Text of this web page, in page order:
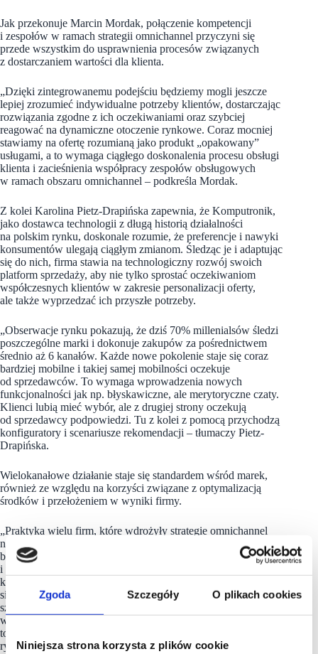
Zgoda Szczegóły O plikach cookies
Niniejsza strona korzysta z plików cookie
Jak przekonuje Marcin Mordak, połączenie kompetencji
i zespołów w ramach strategii omnichannel przyczyni się
przede wszystkim do usprawnienia procesów związanych
z dostarczaniem wartości dla klienta.
„Dzięki zintegrowanemu podejściu będziemy mogli jeszcze
lepiej zrozumieć indywidualne potrzeby klientów, dostarczając
rozwiązania zgodne z ich oczekiwaniami oraz szybciej
reagować na dynamiczne otoczenie rynkowe. Coraz mocniej
stawiamy na ofertę rozumianą jako produkt „opakowany”
usługami, a to wymaga ciągłego doskonalenia procesu obsługi
klienta i zacieśnienia współpracy zespołów obsługowych
w ramach obszaru omnichannel – podkreśla Mordak.
Z kolei Karolina Pietz-Drapińska zapewnia, że Komputronik,
jako dostawca technologii z długą historią działalności
na polskim rynku, doskonale rozumie, że preferencje i nawyki
konsumentów ulegają ciągłym zmianom. Śledząc je i adaptując
się do nich, firma stawia na technologiczny rozwój swoich
platform sprzedaży, aby nie tylko sprostać oczekiwaniom
współczesnych klientów w zakresie personalizacji oferty,
ale także wyprzedzać ich przyszłe potrzeby.
„Obserwacje rynku pokazują, że dziś 70% millenialsów śledzi
poszczególne marki i dokonuje zakupów za pośrednictwem
średnio aż 6 kanałów. Każde nowe pokolenie staje się coraz
bardziej mobilne i takiej samej mobilności oczekuje
od sprzedawców. To wymaga wprowadzenia nowych
funkcjonalności jak np. błyskawiczne, ale merytoryczne czaty.
Klienci lubią mieć wybór, ale z drugiej strony oczekują
od sprzedawcy podpowiedzi. Tu z kolei z pomocą przychodzą
konfiguratory i scenariusze rekomendacji – tłumaczy Pietz-
Drapińska.
Wielokanałowe działanie staje się standardem wśród marek,
również ze względu na korzyści związane z optymalizacją
środków i przełożeniem w wyniki firmy.
„Praktyka wielu firm, które wdrożyły strategie omnichannel
na zaawansowanym poziomie pokazuje widoczny wzrost
biznesu. Zadowoleni klienci nagradzają firmy lojalnością
i poleceniem. To nieocenione narzędzia w jakże
konkurencyjnej walce rynkowej. Komputronik od lat znajduje
się w czołówce firm na bardzo konkurencyjnym rynku,
szukamy więc wszelkich nowych strategii, jak generować
większy ruch i w efekcie sprzedawać więcej. Omnichannel
to nie tylko własne kanały sprzedaży, ale i silne na polskim
rynku platformy typu marketplace. Prowadzimy ekspansywną